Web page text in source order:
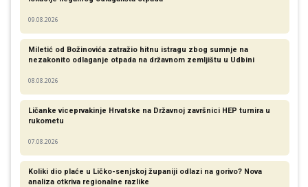
09.08.2026
Miletić od Božinovića zatražio hitnu istragu zbog sumnje na
nezakonito odlaganje otpada na državnom zemljištu u Udbini
08.08.2026
Ličanke viceprvakinje Hrvatske na Državnoj završnici HEP turnira u
rukometu
07.08.2026
Koliki dio plaće u Ličko-senjskoj županiji odlazi na gorivo? Nova
analiza otkriva regionalne razlike​